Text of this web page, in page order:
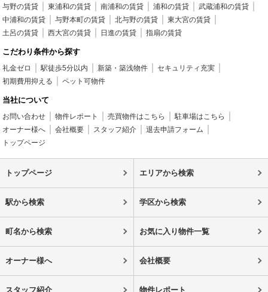
与野の賃貸
東浦和の賃貸 南浦和の賃貸 浦和の賃貸
武蔵浦和の賃貸
中浦和の賃貸
与野本町の賃貸 北与野の賃貸
東大宮の賃貸
土呂の賃貸
西大宮の賃貸 日進の賃貸 指扇の賃貸
こだわり条件から探す
礼金ゼロ 駅徒歩5分以内 新築・築浅物件
セキュリティ充実
初期費用抑える
ペット可物件
当社について
お問い合わせ 物件レポート 売買物件はこちら
駐車場はこちら
オーナー様へ
会社概要 スタッフ紹介
退去申請フォーム
トップページ
トップページ エリアから検索
駅から検索 学区から検索
町名から検索 お気に入り物件一覧
オーナー様へ 会社概要
スタッフ紹介 物件レポート